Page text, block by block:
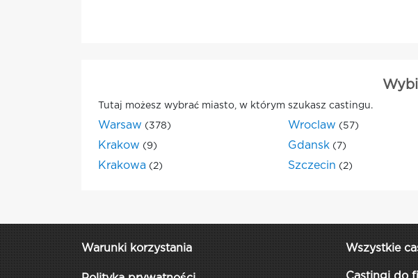
Tutaj możesz wybrać miasto, w którym szukasz castingu.
Warsaw (378) Wroclaw (57)
Krakow (9) Gdansk (7)
Krakowa (2) Szczecin (2)
Warunki korzystania Wszystkie